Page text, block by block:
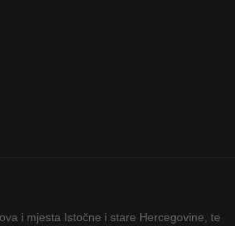
i mjesta Istočne i stare Hercegovine, te